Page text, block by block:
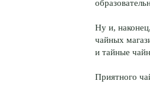
Ну и,
чайных
и тайные
Приятного